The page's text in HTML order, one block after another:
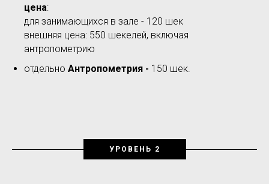
цена:
для занимающихся в зале - 120 шек
внешняя цена: 550 шекелей, включая
антропометрию
отдельно Антропометрия - 150 шек.
УРОВЕНЬ 2